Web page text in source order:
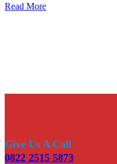
Read More
Give Us A Call
0822 2515 5873